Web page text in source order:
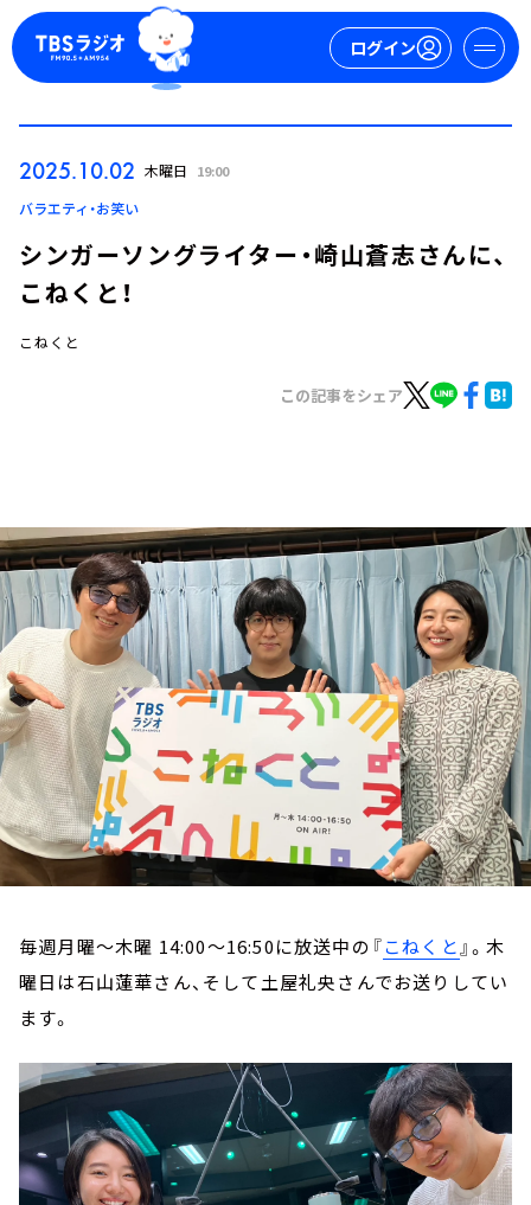
ログイン
ログイン
お知らせ
イベント・グッズ
YouTube
会社情報
2025.10.02 木曜日 19:00
バラエティ・お笑い
シンガーソングライター・崎山蒼志さんに、
こねくと！
こねくと
この記事をシェア
毎週月曜～木曜 14:00～16:50に放送中の『こねくと』。木
曜日は石山蓮華さん、そして土屋礼央さんでお送りしてい
ます。